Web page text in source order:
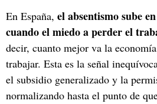
En España, el absentismo sube
cuando el miedo a perder el
decir, cuanto mejor va la
trabajar. Esta es la señal
el subsidio generalizado y la
normalizando hasta el punto de